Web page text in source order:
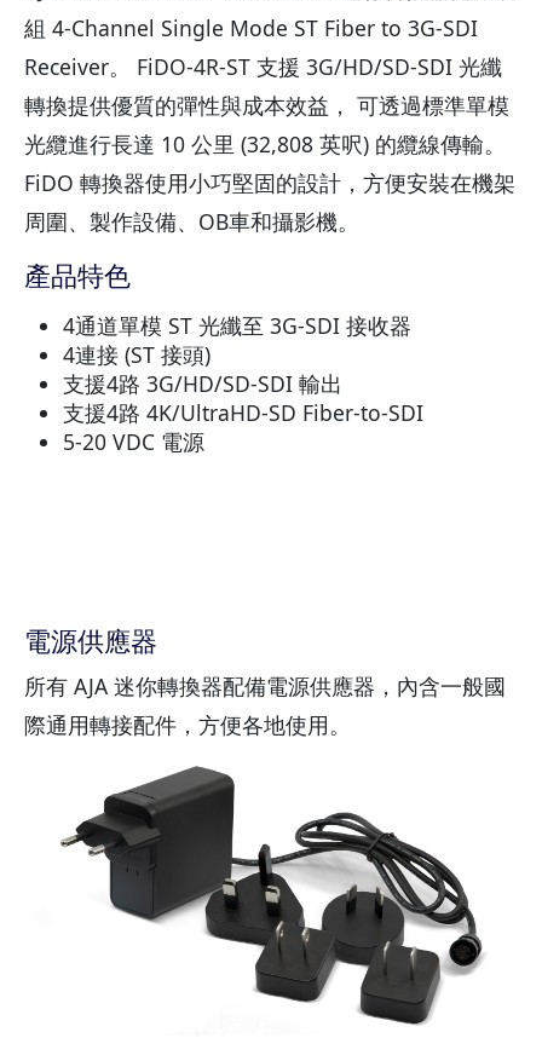
組 4-Channel Single Mode ST Fiber to 3G-SDI
Receiver。 FiDO-4R-ST 支援 3G/HD/SD-SDI 光纖
轉換提供優質的彈性與成本效益， 可透過標準單模
光纜進行長達 10 公里 (32,808 英呎) 的纜線傳輸。
FiDO 轉換器使用小巧堅固的設計，方便安裝在機架
周圍、製作設備、OB車和攝影機。
產品特色
4通道單模 ST 光纖至 3G-SDI 接收器
4連接 (ST 接頭)
支援4路 3G/HD/SD-SDI 輸出
支援4路 4K/UltraHD-SD Fiber-to-SDI
5-20 VDC 電源
電源供應器
所有 AJA 迷你轉換器配備電源供應器，內含一般國
際通用轉接配件，方便各地使用。